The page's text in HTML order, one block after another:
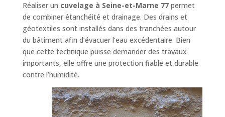
Réaliser un cuvelage à Seine-et-Marne 77permet
de combiner étanchéité et drainage. Des drains et
géotextiles sont installés dans des tranchées autour
du bâtiment afin d’évacuer l’eau excédentaire. Bien
que cette technique puisse demander des travaux
importants, elle offre une protection fiable et durable
contre l’humidité.